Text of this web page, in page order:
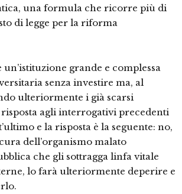
una formula che ricorre più di
di legge per la riforma
grande e complessa
senza investire ma, al
ulteriormente i già scarsi
agli interrogativi precedenti
e la risposta è la seguente: no,
dell’organismo malato
che gli sottragga linfa vitale
lo farà ulteriormente deperire e